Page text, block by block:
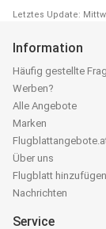
Letztes Update:
Information
Häufig gestellte
Werben?
Alle Angebote
Marken
Über uns
Flugblatt hinzufügen
Nachrichten
Service